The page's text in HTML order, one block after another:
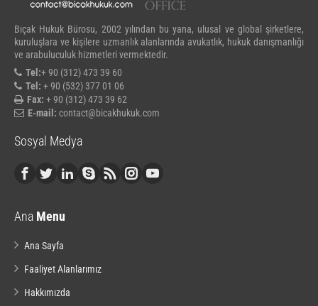
Bıçak Hukuk Bürosu, 2002 yılından bu yana, ulusal ve global şirketlere,
kuruluşlara ve kişilere uzmanlık alanlarında avukatlık, hukuk danışmanlığı
ve arabuluculuk hizmetleri vermektedir.
Tel:+ 90 (312) 473 39 60
Tel: + 90 (532) 377 01 06
Fax: + 90 (312) 473 39 62
E-mail: contact@bicakhukuk.com
Sosyal Medya
Ana Menu
Ana Sayfa
Faaliyet Alanlarımız
Hakkımızda